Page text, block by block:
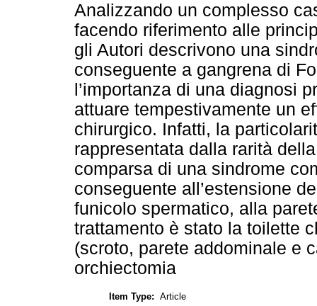
Analizzando un complesso
facendo riferimento alle
gli Autori descrivono una
conseguente a gangrena di
l’importanza di una diagnosi
attuare tempestivamente un
chirurgico. Infatti, la
rappresentata dalla rarità
comparsa di una sindrome
conseguente all’estensione
funicolo spermatico, alla
trattamento è stato la toilette
(scroto, parete addominale e
orchiectomia
Item Type: Article